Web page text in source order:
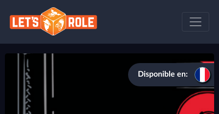
Disponible en: